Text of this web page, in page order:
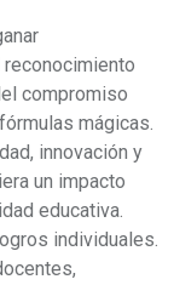
compromiso
mágicas.
innovación y
un impacto
educativa.
individuales.